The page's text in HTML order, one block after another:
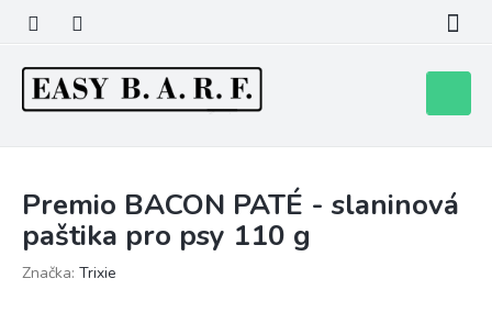
obsah
košík
Premio BACON PATÉ - slaninová
paštika pro psy 110 g
Značka: Trixie